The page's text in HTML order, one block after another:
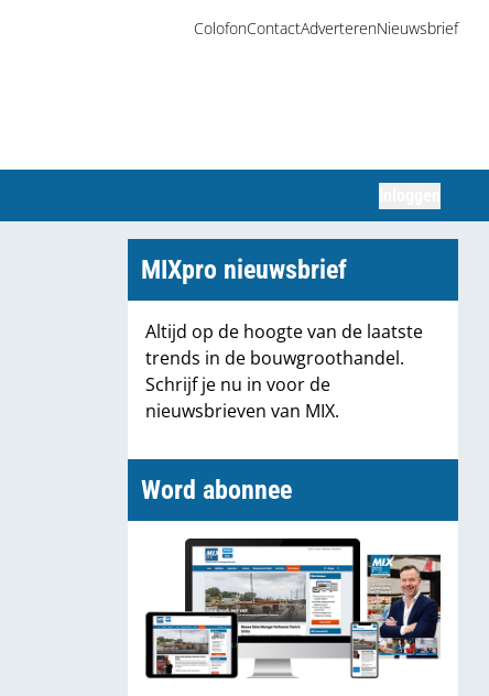
ColofonContactAdverterenNieuwsbrief
MIXpro nieuwsbrief
Altijd op de hoogte van de laatste
trends in de bouwgroothandel.
Schrijf je nu in voor de
nieuwsbrieven van MIX.
Word abonnee